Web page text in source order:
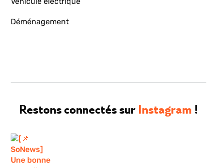
Déménagement
Restons connectés sur Instagram !